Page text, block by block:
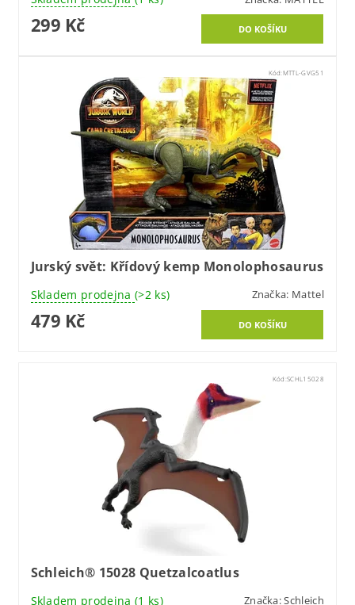
299 Kč
Kód: MTTL-GVG51
Jurský svět: Křídový kemp Monolophosaurus
Skladem prodejna (>2 ks) Značka: Mattel
479 Kč
Kód:SCHL15028
Schleich® 15028 Quetzalcoatlus
Skladem prodejna (1 ks) Značka:Schleich